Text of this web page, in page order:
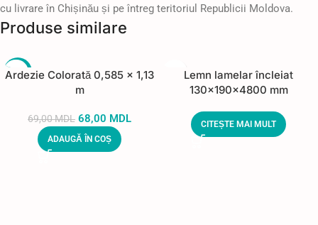
cu livrare în Chișinău și pe întreg teritoriul Republicii Moldova.
Produse similare
-1%
Ardezie Colorată 0,585 × 1,13
m
69,00MDL 68,00 MDL
ADAUGĂ ÎN COȘ
Lemn lamelar încleiat
130x190x4800 mm
CITEȘTE MAI MULT